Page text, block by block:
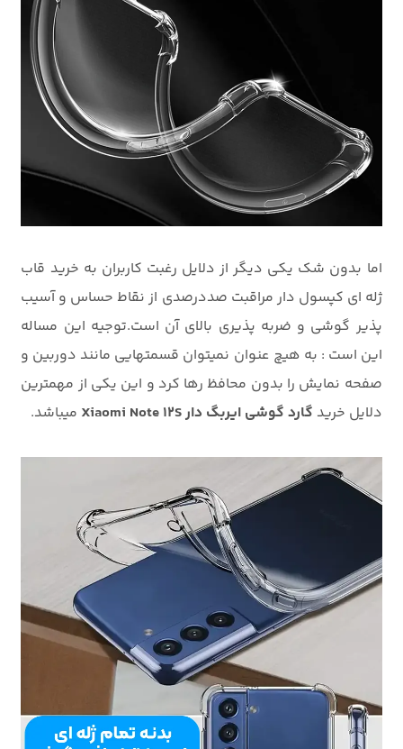
اما بدون شک یکی دیگر از دلایل رغبت کاربران به خرید قاب
ژله ای کپسول دار مراقبت صددرصدی از نقاط حساس و آسیب
پذیر گوشی و ضربه پذیری بالای آن است.توجیه این مساله
این است : به هیچ عنوان نمیتوان قسمتهایی مانند دوربین و
صفحه نمایش را بدون محافظ رها کرد و این یکی از مهمترین
دلایل خرید گارد گوشی ایربگ دار Xiaomi Note 12S میباشد.